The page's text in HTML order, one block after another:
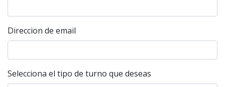
Direccion de email
Selecciona el tipo de turno que deseas